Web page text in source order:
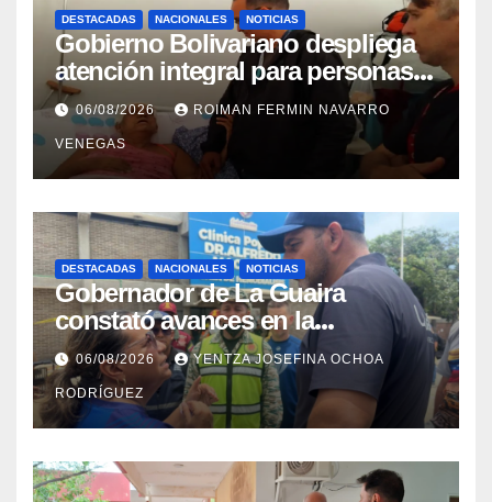
DESTACADAS NACIONALES NOTICIAS
Gobierno Bolivariano despliega
atención integral para personas
con discapacidad en
campamentos de La Guaira
06/08/2026 ROIMAN FERMIN NAVARRO
VENEGAS
DESTACADAS NACIONALES NOTICIAS
Gobernador de La Guaira
constató avances en la
rehabilitación del Hospitalito de
Catia la Mar
06/08/2026 YENTZA JOSEFINA OCHOA
RODRÍGUEZ